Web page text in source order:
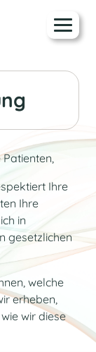
Ihre
Ihre
in
gesetzlichen
welche
erheben,
wir diese